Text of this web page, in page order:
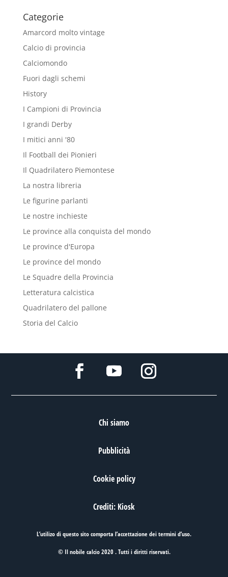
Categorie
Amarcord molto vintage
Calcio di provincia
Calciomondo
Fuori dagli schemi
History
I Campioni di Provincia
I grandi Derby
I mitici anni '80
Il Football dei Pionieri
Il Quadrilatero Piemontese
La nostra libreria
Le figurine parlanti
Le nostre inchieste
Le province alla conquista del mondo
Le province d'Europa
Le province del mondo
Le Squadre della Provincia
Letteratura calcistica
Quadrilatero del pallone
Storia del Calcio
Chi siamo
Pubblicità
Cookie policy
Crediti: Kiosk
L’utilizo di questo sito comporta l’accettazione deitermini d’uso.
© Il nobile calcio 2020 . Tutti i diritti riservati.